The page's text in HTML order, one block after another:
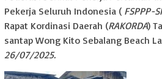
Pekerja Seluruh Indonesia ( FSPPP-
Rapat Kordinasi Daerah (RAKORDA)
santap Wong Kito Sebalang Beach
26/07/2025.